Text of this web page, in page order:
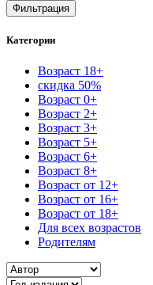
цена
Фильтрация
Категории
Возраст 18+
скидка 50%
Возраст 0+
Возраст 2+
Возраст 3+
Возраст 5+
Возраст 6+
Возраст 8+
Возраст от 12+
Возраст от 16+
Возраст от 18+
Для всех возрастов
Родителям